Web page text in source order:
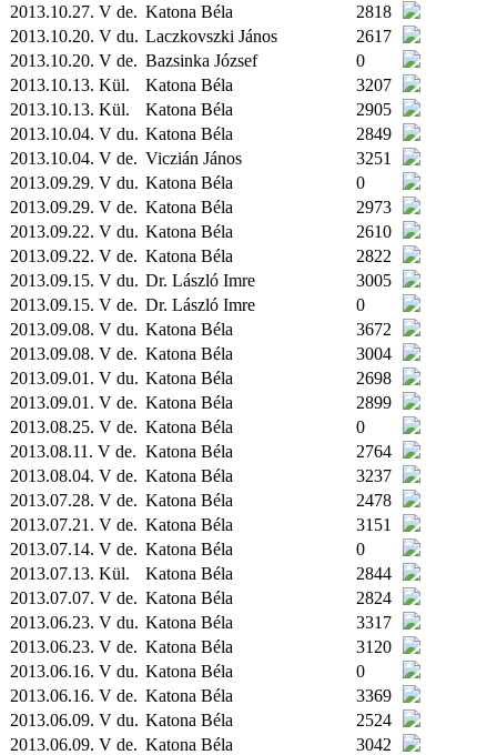
2013.10.27. V de. Katona Béla
2818
2013.10.20. V du. Laczkovszki János
2617
2013.10.20. V de. Bazsinka József
0
2013.10.13. Kül. Katona Béla
3207
2013.10.13. Kül. Katona Béla
2905
2013.10.04. V du. Katona Béla
2849
2013.10.04. V de. Viczián János
3251
2013.09.29. V du. Katona Béla
0
2013.09.29. V de. Katona Béla
2973
2013.09.22. V du. Katona Béla
2610
2013.09.22. V de. Katona Béla
2822
2013.09.15. V du. Dr. László Imre
3005
2013.09.15. V de. Dr. László Imre
0
2013.09.08. V du. Katona Béla
3672
2013.09.08. V de. Katona Béla
3004
2013.09.01. V du. Katona Béla
2698
2013.09.01. V de. Katona Béla
2899
2013.08.25. V de. Katona Béla
0
2013.08.11. V de. Katona Béla
2764
2013.08.04. V de. Katona Béla
3237
2013.07.28. V de. Katona Béla
2478
2013.07.21. V de. Katona Béla
3151
2013.07.14. V de. Katona Béla
0
2013.07.13. Kül. Katona Béla
2844
2013.07.07. V de. Katona Béla
2824
2013.06.23. V du. Katona Béla
3317
2013.06.23. V de. Katona Béla
3120
2013.06.16. V du. Katona Béla
0
2013.06.16. V de. Katona Béla
3369
2013.06.09. V du. Katona Béla
2524
2013.06.09. V de. Katona Béla
3042